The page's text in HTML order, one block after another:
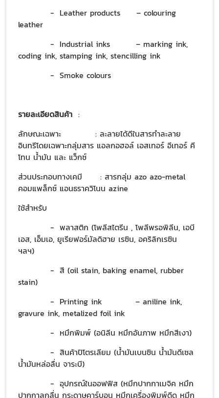
- Leather products
– colouring
leather
- Industrial inks
– marking ink,
coding ink, stamping ink, stencilling ink
- Smoke colours
รายละเอียดสินค้า :
ลักษณะเฉพาะ
: ละลายได้ดีในสารทำละลาย
อินทรีโดยเฉพาะกลุ่มสาร แอลกอฮอล์ เอสเทอร์ อีเทอร์ คี
โทน น้ำมัน และ แว็กซ์
ส่วนประกอบทางเคมี
: สารกลุ่ม azo azo-metal
คอมแพล็กซ์ แอนธราควิโนน azine
ใช้สำหรับ
- พลาสติก (โพลีสไตรีน , โพลีพรอพิลีน, เอบี
เอส, เอ็มเอ, ยูเรียฟอร์มัลดิฮาย เรซิน, อคริลิกเรซิน
ฯลฯ)
- สี (oil stain, baking enamel, rubber
stain)
- Printing ink
– aniline ink,
gravure ink, metalized foil ink
- หมึกพิมพ์ (อนิลีน หมึกอันภาพ หมึกสีเงา)
- สินค้าปิโตรเลียม (น้ำมันเบนซิน น้ำมันดีเซล
น้ำมันหล่อลื่น จาระบี)
- อุปกรณ์ในออฟฟิส (หมึกปากกาเมจิค หมึก
ปากกาลูกลื่น กระดาษคาร์บอน หมึกเครื่องพิมพ์ดีด หมึก